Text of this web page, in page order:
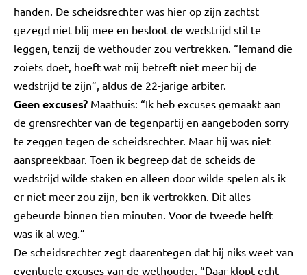
handen. De scheidsrechter was hier op zijn zachtst
gezegd niet blij mee en besloot de wedstrijd stil te
leggen, tenzij de wethouder zou vertrekken. “Iemand die
zoiets doet, hoeft wat mij betreft niet meer bij de
wedstrijd te zijn”, aldus de 22-jarige arbiter.
Geen excuses? Maathuis: “Ik heb excuses gemaakt aan
de grensrechter van de tegenpartij en aangeboden sorry
te zeggen tegen de scheidsrechter. Maar hij was niet
aanspreekbaar. Toen ik begreep dat de scheids de
wedstrijd wilde staken en alleen door wilde spelen als ik
er niet meer zou zijn, ben ik vertrokken. Dit alles
gebeurde binnen tien minuten. Voor de tweede helft
was ik al weg.”
De scheidsrechter zegt daarentegen dat hij niks weet van
eventuele excuses van de wethouder. “Daar klopt echt